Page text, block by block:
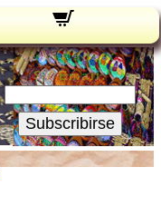
Novedades:
Su Email:
Subscribirse